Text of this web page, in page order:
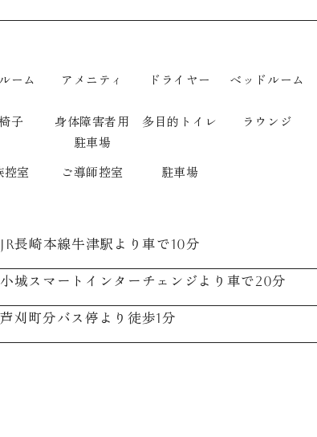
ーム アメニティ ドライヤー ベッドルーム
子
身体障害者用
駐車場
多目的トイレ ラウンジ
控室 ご導師控室 駐車場
JR長崎本線牛津駅より車で10分
小城スマートインターチェンジより車で20分
芦刈町分バス停より徒歩1分